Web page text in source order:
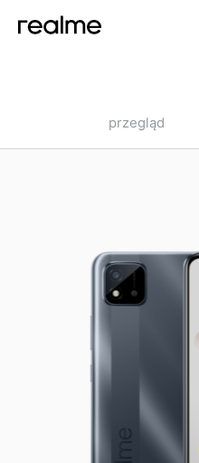
przegląd